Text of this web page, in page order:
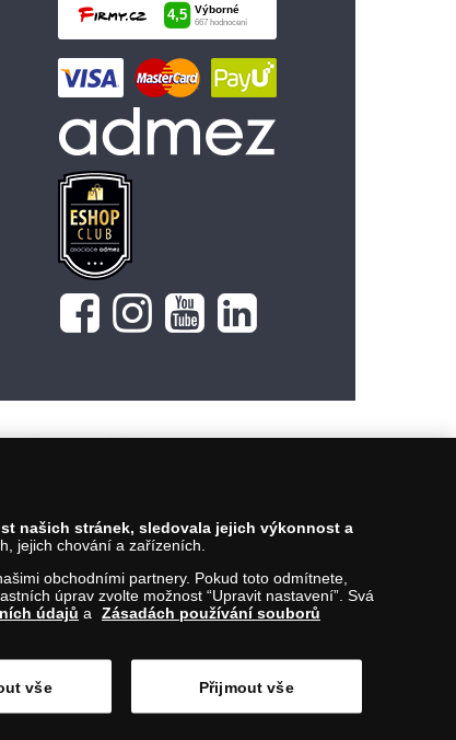
našich stránek, sledovala jejich výkonnost a
jejich chování a zařízeních.
obchodními partnery. Pokud toto odmítnete,
úprav zvolte možnost “Upravit nastavení”. Svá
údajů a
Zásadách používání souborů
vše Přijmout vše